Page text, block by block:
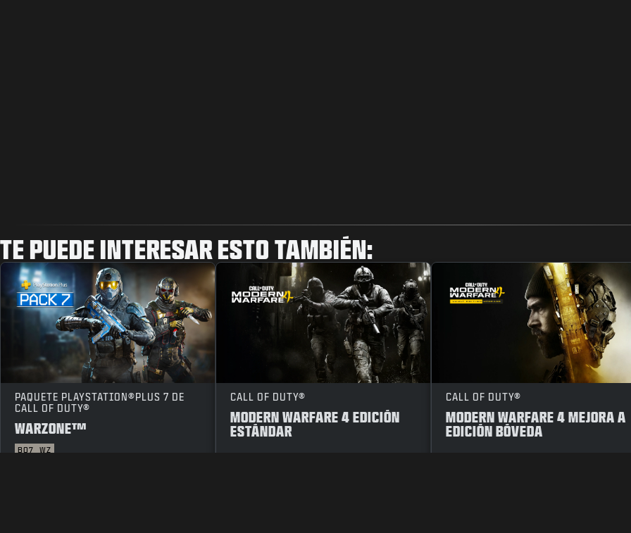
TE PUEDE INTERESAR ESTO TAMBIÉN:
PAQUETE PLAYSTATION®PLUS 7 DE
CALL OF DUTY®
WARZONE™
BO7 WZ
CALL OF DUTY®
MODERN WARFARE 4 EDICIÓN
ESTÁNDAR
CALL OF DUTY®
MODERN WARFARE 4 MEJORA A
EDICIÓN BÓVEDA